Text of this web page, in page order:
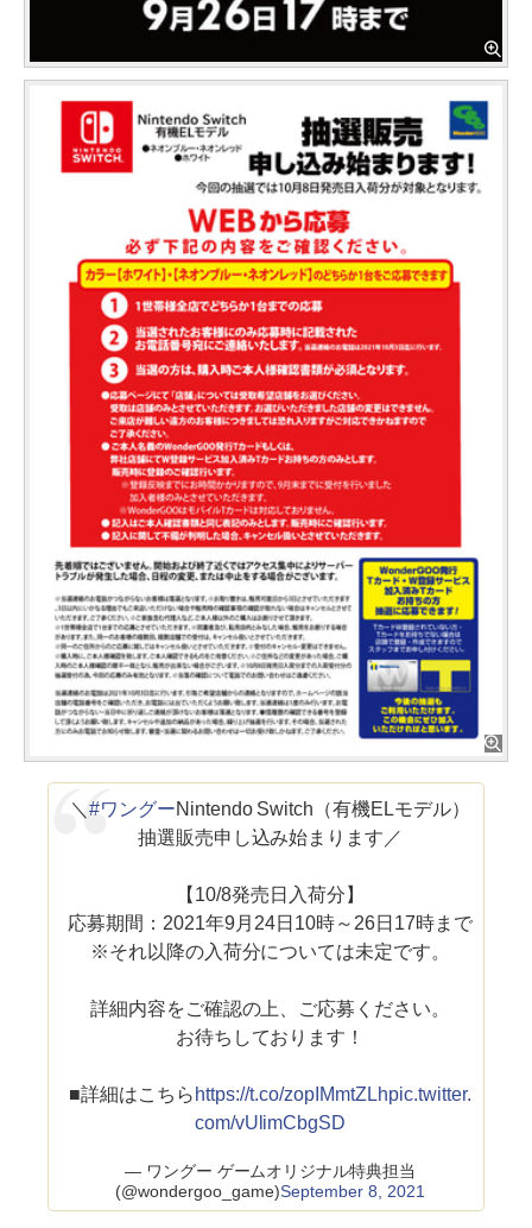
＼ #ワングーNintendo Switch（有機ELモデル）
抽選販売申し込み始まります／
【10/8発売日入荷分】
応募期間：2021年9月24日10時～26日17時まで
※それ以降の入荷分については未定です。
詳細内容をご確認の上、ご応募ください。
お待ちしております！
■詳細はこちら https://t.co/zopIMmtZLhpic.twitter.
com/vUlimCbgSD
— ワングー ゲームオリジナル特典担当
(@wondergoo_game)September 8, 2021